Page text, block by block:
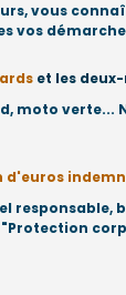
vous
vos
et les
moto verte...
d'euros
responsable,